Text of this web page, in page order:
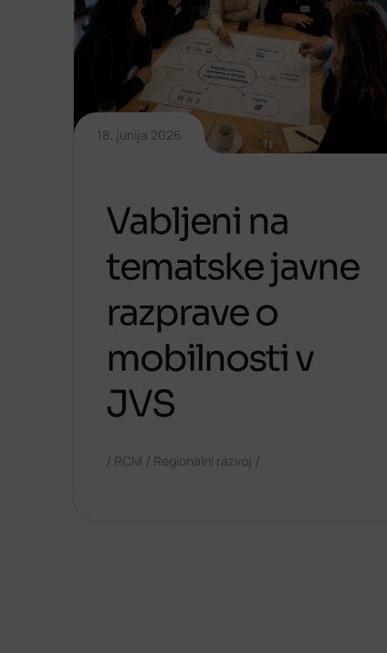
18. junija 2026
Vabljeni na
tematske javne
razprave o
mobilnosti v
JVS
/ RCM / Regionalni razvoj /